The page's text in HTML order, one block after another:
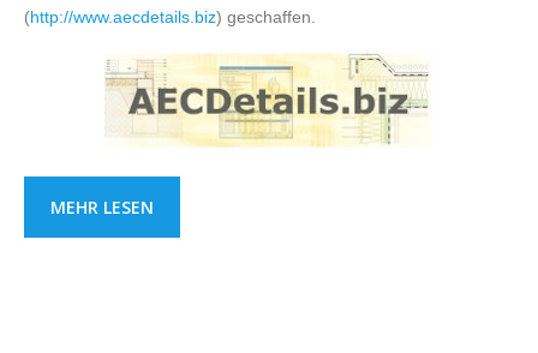
(http://www.aecdetails.biz) geschaffen.
MEHR LESEN